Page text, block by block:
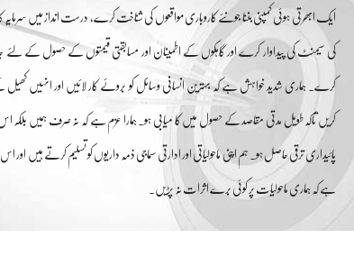
ایک ابھرتی ہوئی کمپنی بننا جونئے کاروباری مواقعوں کی شناخت کرے، درست انداز میں
کی سیمنٹ کی پیداوار کرے اور گاہکوں کے اطمینان اور مسابقتی قیمتوں کے حصول کے لئے
کرے۔ ہماری شدید خواہش ہے کہ بہترین انسانی وسائل کو بروئے کار لائیں اور انہیں کھیل
کریں تاکہ طویل مدتی مقاصد کے حصول میں کا میابی ہو۔ ہمارا عزم ہے کہ نہ صرف ہمیں بلکہ
پائیداری ترقی حاصل ہو۔ ہم اپنی ماحولیاتی اور ادارتی سماجی ذمہ داریوں کو تسلیم کرتے ہیں
ہے کہ ہماری ماحولیات پر کوئی برے اثرات نہ پڑیں۔